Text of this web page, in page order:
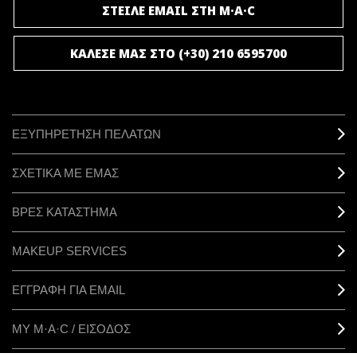
ΣΤΕΙΛΕ EMAIL ΣΤΗ M·A·C
ΚΑΛΕΣΕ ΜΑΣ ΣΤΟ (+30) 210 6595700
ΕΞΥΠΗΡΕΤΗΣΗ ΠΕΛΑΤΩΝ
ΣΧΕΤΙΚΑ ΜΕ ΕΜΑΣ
ΒΡΕΣ ΚΑΤΑΣΤΗΜΑ
MAKEUP SERVICES
ΕΓΓΡΑΦΗ ΓΙΑ EMAIL
ΜΥ M·A·C / ΕΙΣΟΔΟΣ